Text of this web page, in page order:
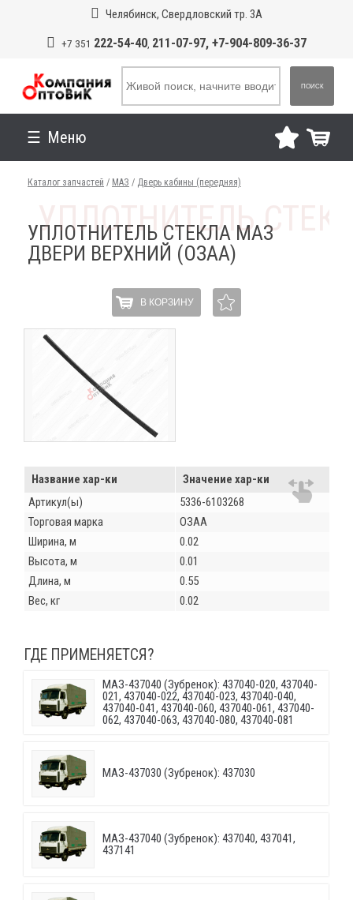
Челябинск, Свердловский тр. 3А
+7 351 222-54-40, 211-07-97, +7-904-809-36-37
ПОИСК
Меню
Каталог запчастей / МАЗ / Дверь кабины (передняя)
УПЛОТНИТЕЛЬ СТЕКЛА МАЗ
ДВЕРИ ВЕРХНИЙ (ОЗАА)
В КОРЗИНУ
Название хар-ки
Значение хар-ки
Артикул(ы)
5336-6103268
Торговая марка
ОЗАА
Ширина, м
0.02
Высота, м
0.01
Длина, м
0.55
Вес, кг
0.02
ГДЕ ПРИМЕНЯЕТСЯ?
МАЗ-437040 (Зубренок): 437040-020, 437040-
021, 437040-022, 437040-023, 437040-040,
437040-041, 437040-060, 437040-061, 437040-
062, 437040-063, 437040-080, 437040-081
МАЗ-437030 (Зубренок): 437030
МАЗ-437040 (Зубренок): 437040, 437041,
437141